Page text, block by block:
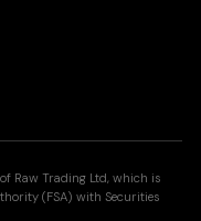
Raw Trading Ltd, which is
(FSA) with Securities